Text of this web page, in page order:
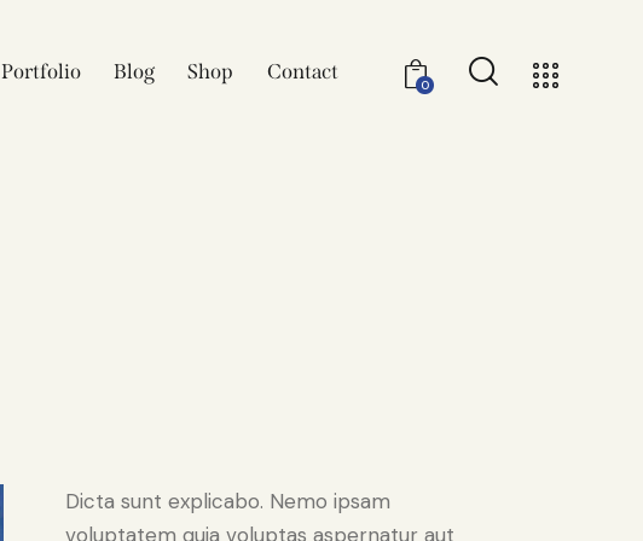
Portfolio Blog Shop Contact
0
Dicta sunt explicabo. Nemo ipsam
voluptatem quia voluptas aspernatur aut